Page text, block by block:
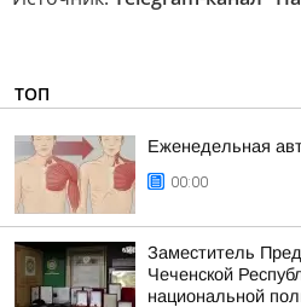
ТОП
Еженедельная
00:00
Заместитель
Чеченской
национальной